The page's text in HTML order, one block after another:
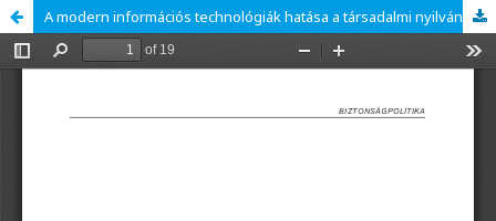
A modern információs technológiák hatása a társadalmi nyilvánosságra Szerbiában